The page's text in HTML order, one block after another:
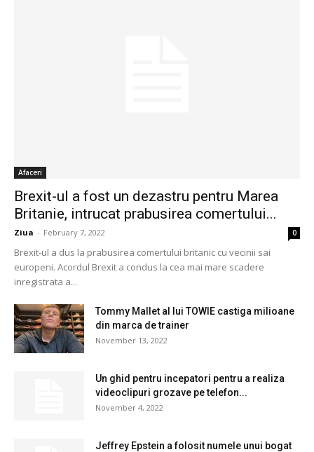
Afaceri
Brexit-ul a fost un dezastru pentru Marea
Britanie, intrucat prabusirea comertului...
Ziua - February 7, 2022 0
Brexit-ul a dus la prabusirea comertului britanic cu vecinii sai
europeni. Acordul Brexit a condus la cea mai mare scadere
inregistrata a...
Tommy Mallet al lui TOWIE castiga milioane
din marca de trainer
November 13, 2022
Un ghid pentru incepatori pentru a realiza
videoclipuri grozave pe telefon...
November 4, 2022
Jeffrey Epstein a folosit numele unui bogat